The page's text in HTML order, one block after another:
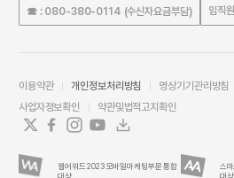
☎ : 080-380-0114 (수신자요금부담) 임직
이용약관 개인정보처리방침 영상기기관리방침
사업자정보확인
약관및법적고지확인
웹어워드 2023 모바일마케팅부문 통합
대상
스
대상